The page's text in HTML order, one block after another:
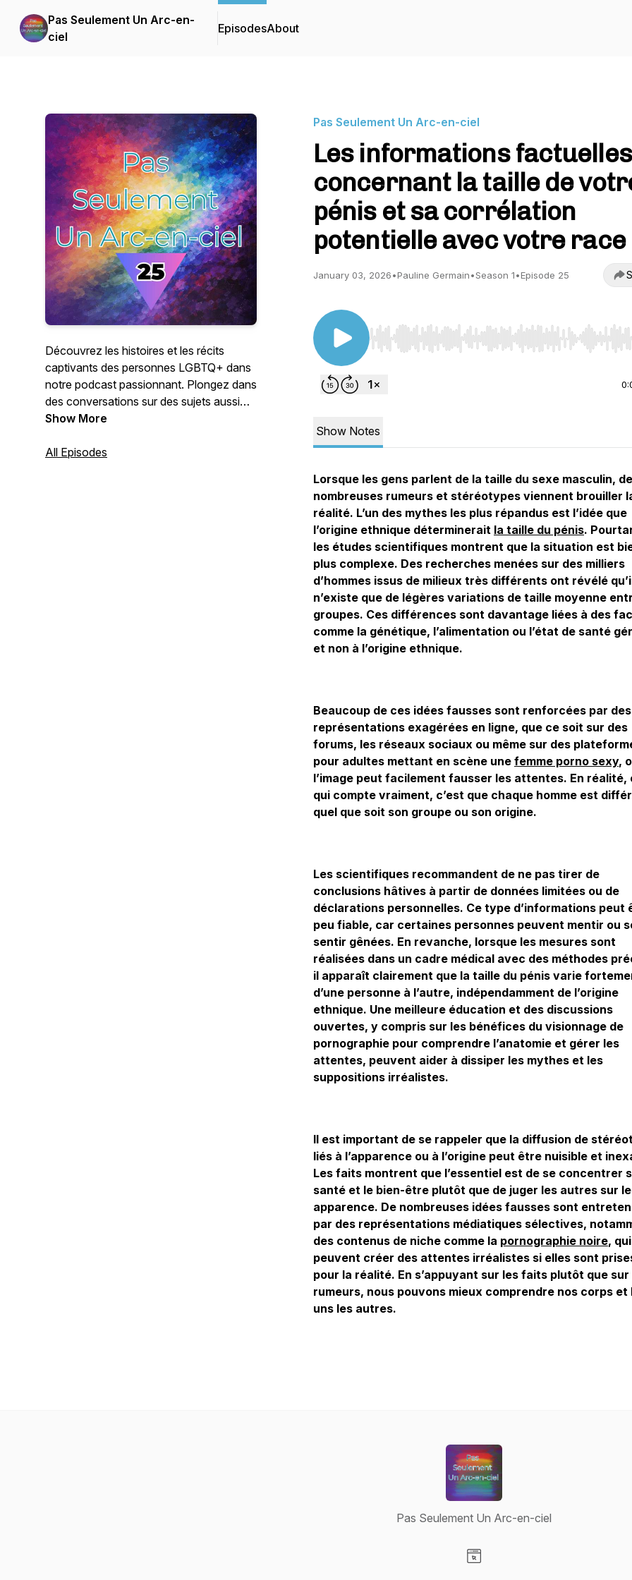
Pas Seulement Un Arc-en-
ciel
EpisodesAbout
Découvrez les histoires et les récits
captivants des personnes LGBTQ+ dans
notre podcast passionnant. Plongez dans
des conversations sur des sujets aussi
variés que des histoires personnelles ou
honorant l'inclusion et en cultivant la prise
Show More
All Episodes
Pas Seulement Un Arc-en-ciel
Les informations factuelles
concernant la taille de
pénis et sa corrélation
potentielle avec votre race
January 03, 2026•Pauline Germain•Season 1•Episode 25
Use Left/Right to seek, Home/End to jump to start
Show Notes
Lorsque les gens parlent de la taille du sexe masculin, de
nombreuses rumeurs et stéréotypes viennent brouiller
réalité. L’un des mythes les plus répandus est l’idée que
l’origine ethnique déterminerait la taille du pénis.
les études scientifiques montrent que la situation est
plus complexe. Des recherches menées sur des milliers
d’hommes issus de milieux très différents ont révélé
n’existe que de légères variations de taille moyenne
groupes. Ces différences sont davantage liées à des
comme la génétique, l’alimentation ou l’état de santé
et non à l’origine ethnique.
Beaucoup de ces idées fausses sont renforcées par des
représentations exagérées en ligne, que ce soit sur des
forums, les réseaux sociaux ou même sur des
pour adultes mettant en scène une femme porno sexy,
l’image peut facilement fausser les attentes. En réalité,
qui compte vraiment, c’est que chaque homme est
quel que soit son groupe ou son origine.
Les scientifiques recommandent de ne pas tirer de
conclusions hâtives à partir de données limitées ou de
déclarations personnelles. Ce type d’informations peut
peu fiable, car certaines personnes peuvent mentir ou
sentir gênées. En revanche, lorsque les mesures sont
réalisées dans un cadre médical avec des méthodes
il apparaît clairement que la taille du pénis varie
d’une personne à l’autre, indépendamment de l’origine
ethnique. Une meilleure éducation et des discussions
ouvertes, y compris sur les bénéfices du visionnage de
pornographie pour comprendre l’anatomie et gérer les
attentes, peuvent aider à dissiper les mythes et les
suppositions irréalistes.
Il est important de se rappeler que la diffusion de
liés à l’apparence ou à l’origine peut être nuisible et
Les faits montrent que l’essentiel est de se concentrer
santé et le bien-être plutôt que de juger les autres sur
apparence. De nombreuses idées fausses sont
par des représentations médiatiques sélectives,
des contenus de niche comme la pornographie noire, qui
peuvent créer des attentes irréalistes si elles sont
pour la réalité. En s’appuyant sur les faits plutôt que sur
rumeurs, nous pouvons mieux comprendre nos corps et
uns les autres.
Pas Seulement Un Arc-en-ciel